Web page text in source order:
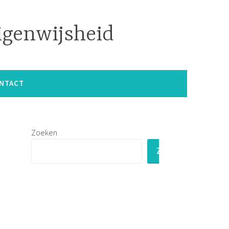
Zoeken
ZOEKEN